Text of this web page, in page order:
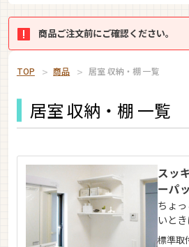
商品ご注文前にご確認ください。
TOP 商品 居室 収納・棚 一覧
居室 収納・棚 一覧
スッ
ーパ
ちょ
いとき
標準取